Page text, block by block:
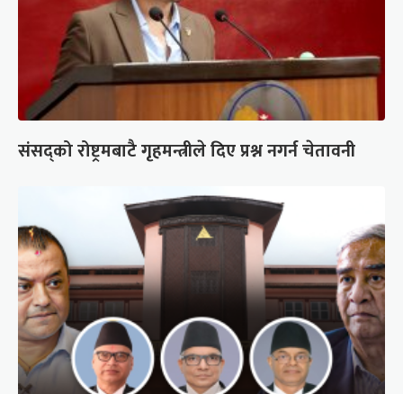
संसद्को रोष्ट्रमबाटै गृहमन्त्रीले दिए प्रश्न नगर्न चेतावनी